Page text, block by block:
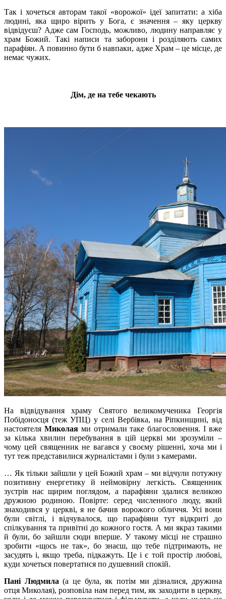
Так і хочеться авторам такої «ворожої» ідеї запитати: а хіба
людині, яка щиро вірить у Бога, є значення – яку церкву
відвідуєш? Адже сам Господь, можливо, людину направляє у
храм Божий.
Такі написи та заборони і розділяють самих
парафіян. А повинно бути б навпаки, адже Храм – це місце, де
немає чужих.
Дім, де на тебе чекають
На відвідування храму Святого великомученика Георгія
Побідоносця (теж УПЦ) у селі Вербівка, на Ріпкинщині, від
настоятеля Миколаями отримали таке благословення. І вже
за кілька хвилин перебування в цій церкві ми зрозуміли –
чому цей священник не вагався у своєму рішенні, хоча ми і
тут теж представилися журналістами і були з камерами.
… Як тільки зайшли у цей Божий храм – ми відчули потужну
позитивну енергетику й неймовірну легкість. Священник
зустрів нас щирим поглядом, а парафіяни здалися великою
дружною родиною. Повірте: серед численного люду, який
знаходився у церкві, я не бачив ворожого обличчя. Усі вони
були світлі, і відчувалося, що парафіяни тут відкриті до
спілкування та привітні до кожного гостя. А ми якраз такими
й були, бо зайшли сюди вперше. У такому місці не страшно
зробити «щось не так», бо знаєш, що тебе підтримають, не
засудять і, якщо треба, підкажуть. Це і є той простір любові,
куди хочеться повертатися по душевний спокій.
Пані Людмила (а це була, як потім ми дізналися, дружина
отця Миколая), розповіла нам перед тим, як заходити в церкву,